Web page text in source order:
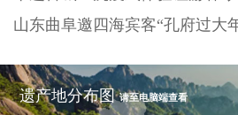
山东曲阜邀四海宾客“孔府过大
遗产地分布图请至电脑端查看